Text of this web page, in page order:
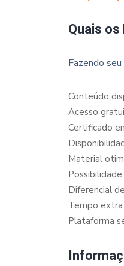
Quais
Fazendo
Conteúdo
Acesso
Certificado
Material
Diferencial
Tempo extra
Plataforma